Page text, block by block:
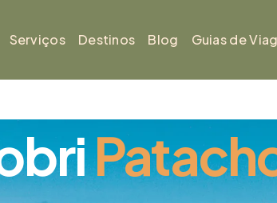
Serviços Destinos Blog Guias de